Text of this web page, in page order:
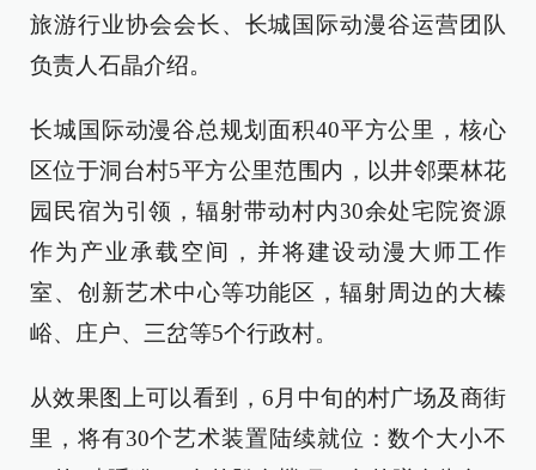
旅游行业协会会长、长城国际动漫谷运营团队
负责人石晶介绍。
长城国际动漫谷总规划面积40平方公里，核心
区位于洞台村5平方公里范围内，以井邻栗林花
园民宿为引领，辐射带动村内30余处宅院资源
作为产业承载空间，并将建设动漫大师工作
室、创新艺术中心等功能区，辐射周边的大榛
峪、庄户、三岔等5个行政村。
从效果图上可以看到，6月中旬的村广场及商街
里，将有30个艺术装置陆续就位：数个大小不